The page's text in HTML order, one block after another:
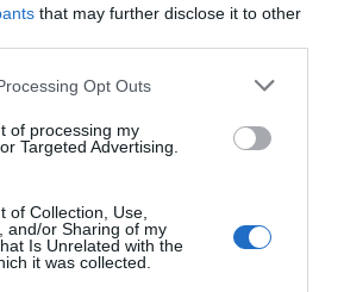
that may further disclose it to other
Opt Outs
of processing my
Targeted Advertising.
of Collection, Use,
and/or Sharing of my
Is Unrelated with the
it was collected.
αλίευσή τους. Χαρακτήρισε
μέτρα τόσο την οικονομική
ανά κιλό που
την πολιτεία, όσο και τον
για ερασιτέχνες αλιείς,
ψαράδες κατά τη διαχείριση και
ψαριού μετά την αλίευση.